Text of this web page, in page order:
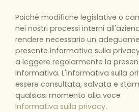
Poiché modifiche legislative o
nei nostri processi interni
rendere necessario un
presente informativa sulla
a leggere regolarmente la
informativa. L'informativa sulla
essere consultata, salvata e
qualsiasi momento alla voce
Informativa sulla privacy.